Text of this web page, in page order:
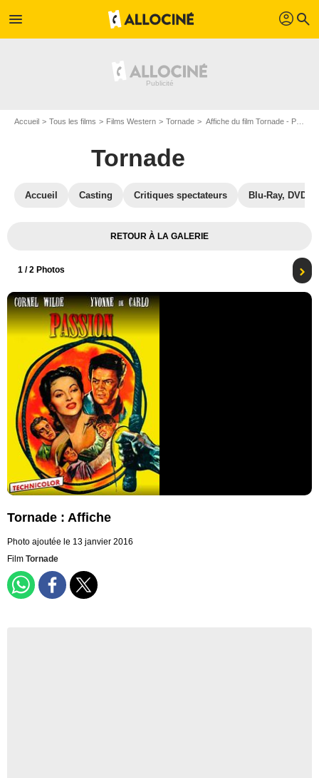
menu profil search
Accueil Tous les films Films Western Tornade Affiche du film Tornade - Photo 1
Tornade
Accueil Casting Critiques spectateurs Blu-Ray, DVD
RETOUR À LA GALERIE
1 / 2 Photos
Tornade : Affiche
Photo ajoutée le 13 janvier 2016
Film Tornade